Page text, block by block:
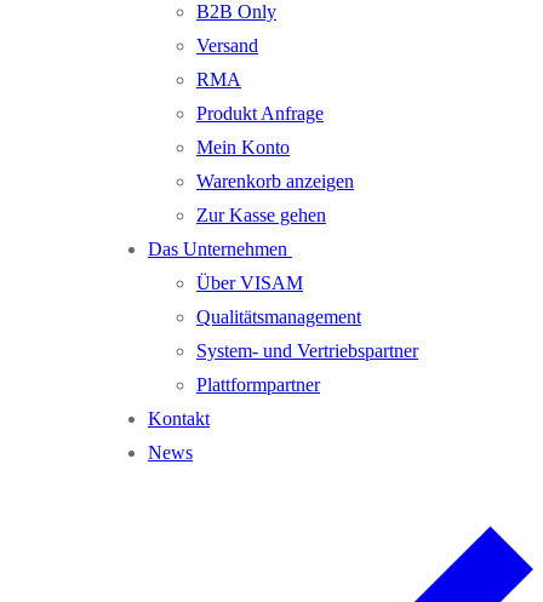
B2B Only
Versand
RMA
Produkt Anfrage
Mein Konto
Warenkorb anzeigen
Zur Kasse gehen
Das Unternehmen
Über VISAM
Qualitätsmanagement
System- und Vertriebspartner
Plattformpartner
Kontakt
News